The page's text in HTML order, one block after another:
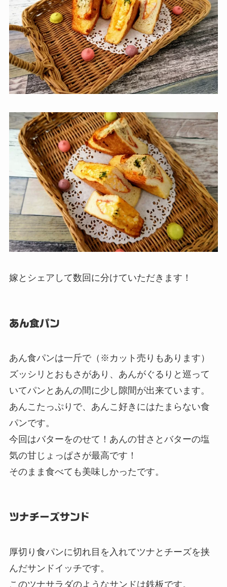
嫁とシェアして数回に分けていただきます！
あん食パン
あん食パンは一斤で（※カット売りもあります）
ズッシリとおもさがあり、あんがぐるりと巡って
いてパンとあんの間に少し隙間が出来ています。
あんこたっぷりで、あんこ好きにはたまらない食
パンです。
今回はバターをのせて！あんの甘さとバターの塩
気の甘じょっぱさが最高です！
そのまま食べても美味しかったです。
ツナチーズサンド
厚切り食パンに切れ目を入れてツナとチーズを挟
んだサンドイッチです。
このツナサラダのようなサンドは鉄板です。